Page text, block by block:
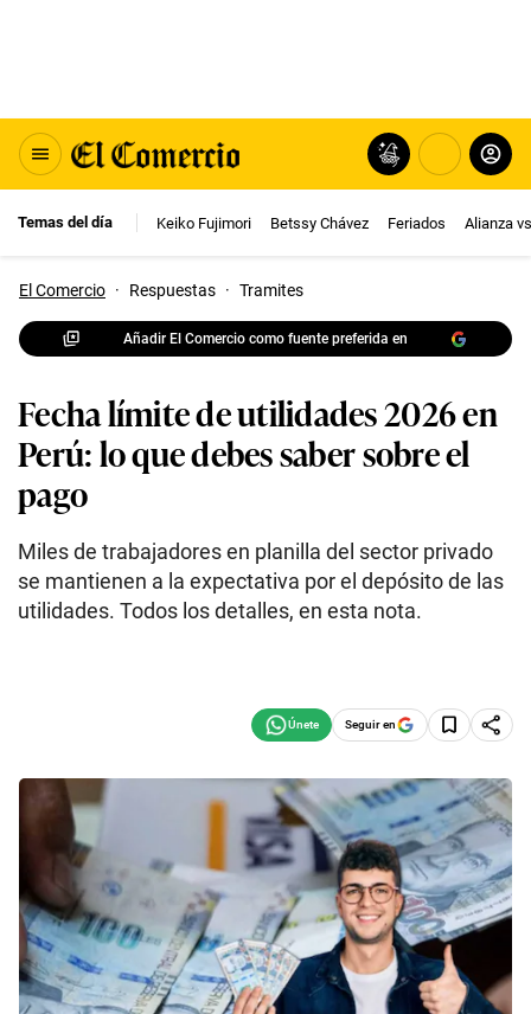
Temas del día Keiko Fujimori Betssy Chávez Feriados Alianza
El Comercio · Respuestas · Tramites
Añadir El Comercio como fuente preferida en
Fecha límite de utilidades 2026 en
Perú: lo que debes saber sobre el
pago
Miles de trabajadores en planilla del sector privado
se mantienen a la expectativa por el depósito de las
utilidades. Todos los detalles, en esta nota.
Seguir en